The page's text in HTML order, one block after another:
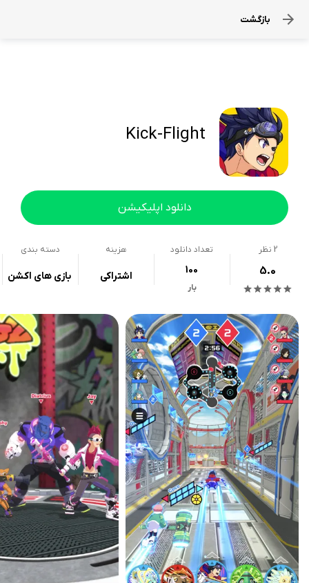
بازگشت
Kick-Flight
دانلود اپلیکیشن
2 نظر
5.0
تعداد دانلود
100
بار
هزینه
اشتراکی
دسته بندی
بازی های اکشن